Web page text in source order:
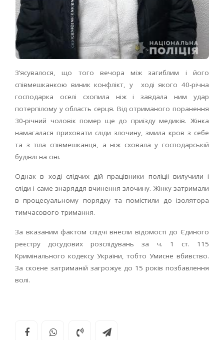
З’ясувалося, що того вечора між загиблим і його
співмешканкою виник конфлікт, у ході якого 40-річна
господарка оселі схопила ніж і завдала ним удар
потерпілому у область серця. Від отриманого поранення
30-річний чоловік помер ще до приїзду медиків. Жінка
намагалася приховати сліди злочину, змила кров з себе
та з тіла співмешканця, а ніж сховала у господарській
будівлі на сіні.
Однак в ході слідчих дій працівники поліціі вилучили і
сліди і саме знаряддя вчинення злочину. Жінку затримали
в процесуальному порядку та помістили до ізолятора
тимчасового тримання.
За вказаним фактом слідчі внесли відомості до Єдиного
реєстру досудових розслідувань за ч. 1 ст. 115
Кримінального кодексу України, тобто Умисне вбивство.
За скоєне затриманій загрожує до 15 років позбавлення
волі.